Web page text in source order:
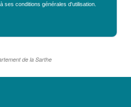
ses conditions générales d'utilisation.
de la Sarthe